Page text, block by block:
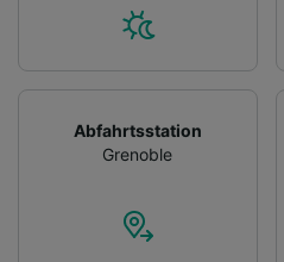
Abfahrtsstation
Grenoble